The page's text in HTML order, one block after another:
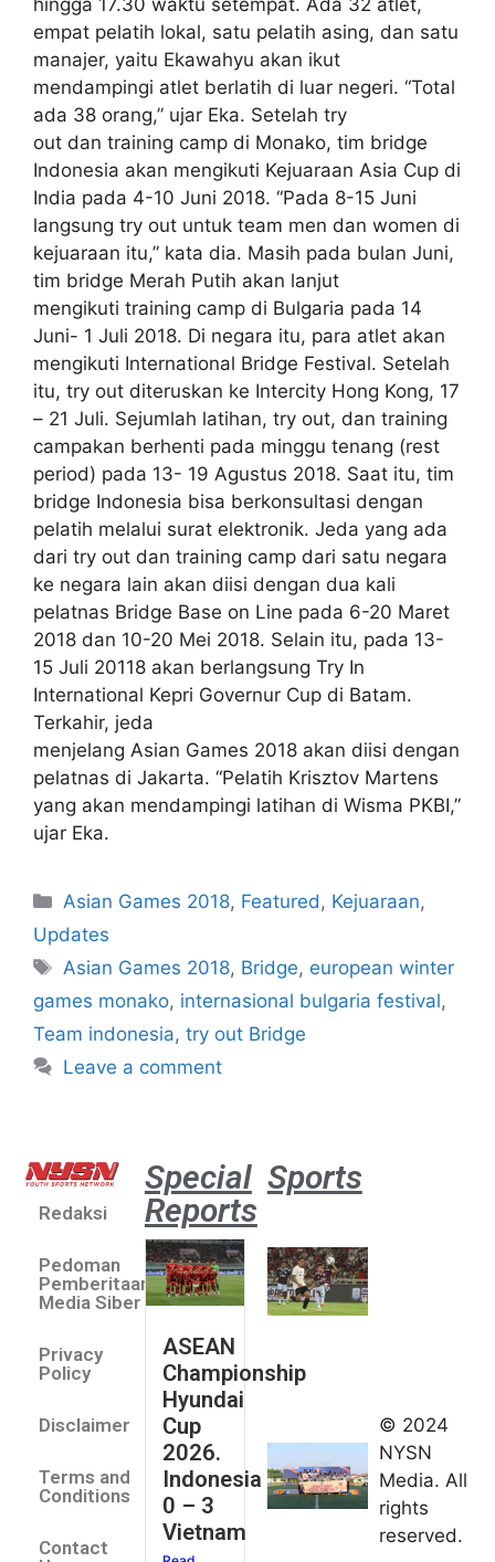
hingga 17.30 waktu setempat. Ada 32 atlet,
empat pelatih lokal, satu pelatih asing, dan satu
manajer, yaitu Ekawahyu akan ikut
mendampingi atlet berlatih di luar negeri. “Total
ada 38 orang,” ujar Eka. Setelah try
out dan training camp di Monako, tim bridge
Indonesia akan mengikuti Kejuaraan Asia Cup di
India pada 4-10 Juni 2018. “Pada 8-15 Juni
langsung try out untuk team men dan women di
kejuaraan itu,” kata dia. Masih pada bulan Juni,
tim bridge Merah Putih akan lanjut
mengikuti training camp di Bulgaria pada 14
Juni- 1 Juli 2018. Di negara itu, para atlet akan
mengikuti International Bridge Festival. Setelah
itu, try out diteruskan ke Intercity Hong Kong, 17
– 21 Juli. Sejumlah latihan, try out, dan training
campakan berhenti pada minggu tenang (rest
period) pada 13- 19 Agustus 2018. Saat itu, tim
bridge Indonesia bisa berkonsultasi dengan
pelatih melalui surat elektronik. Jeda yang ada
dari try out dan training camp dari satu negara
ke negara lain akan diisi dengan dua kali
pelatnas Bridge Base on Line pada 6-20 Maret
2018 dan 10-20 Mei 2018. Selain itu, pada 13-
15 Juli 20118 akan berlangsung Try In
International Kepri Governur Cup di Batam.
Terkahir, jeda
menjelang Asian Games 2018 akan diisi dengan
pelatnas di Jakarta. “Pelatih Krisztov Martens
yang akan mendampingi latihan di Wisma PKBI,”
ujar Eka.
Asian Games 2018, Featured, Kejuaraan,
Updates
Asian Games 2018, Bridge, european winter
games monako, internasional bulgaria festival,
Team indonesia, try out Bridge
Leave a comment
Redaksi
Pedoman
Pemberitaan
Media Siber
Privacy
Policy
Disclaimer
Terms and
Conditions
Contact
Special
Reports
ASEAN
Championship
Hyundai
Cup
2026.
Indonesia
0 – 3
Vietnam
Sports
umum
Kejurnas
Panahan
Junior di
Kudus
© 2024
NYSN
Media. All
rights
reserved.